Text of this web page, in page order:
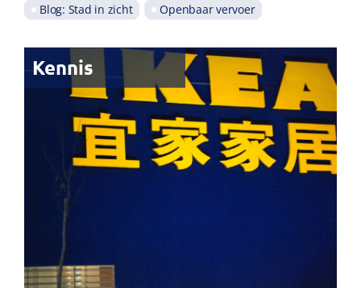
Blog: Stad in zicht Openbaar vervoer
Kennis